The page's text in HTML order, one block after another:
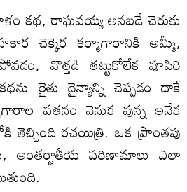
కథ, రాఘవయ్య అనబడే చెరుకు
చెక్కెర కర్మాగారానికి అమ్మీ,
వొత్తడి తట్టుకోలేక వూపిరి
రైతు దైన్యాన్ని చెప్పడం దాకే
పతనం వెనుక వున్న అనేక
రచయిత్రి. ఒక ప్రాంతపు
అంతర్జాతీయ పరిణామాలు ఎలా